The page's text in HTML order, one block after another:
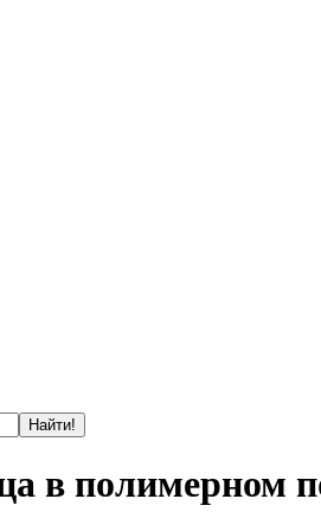
Найти!
в полимерном